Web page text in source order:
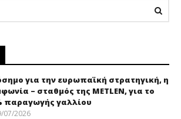
για την ευρωπαϊκή στρατηγική, η
– σταθμός της METLEN, για το
παραγωγής γαλλίου
07/2026